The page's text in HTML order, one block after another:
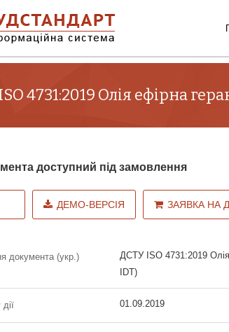
4731:2019 Олія ефірна
доступний під замовлення
ДЕМО-ВЕРСІЯ ЗАЯВКА НА
документа (укр.)
ДСТУ ISO 4731:2019
IDT)
01.09.2019